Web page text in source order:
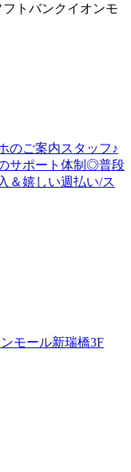
トバンクイオンモ
のご案内スタッフ♪
サポート体制◎普段
＆嬉しい週払い/ス
モール新瑞橋3F